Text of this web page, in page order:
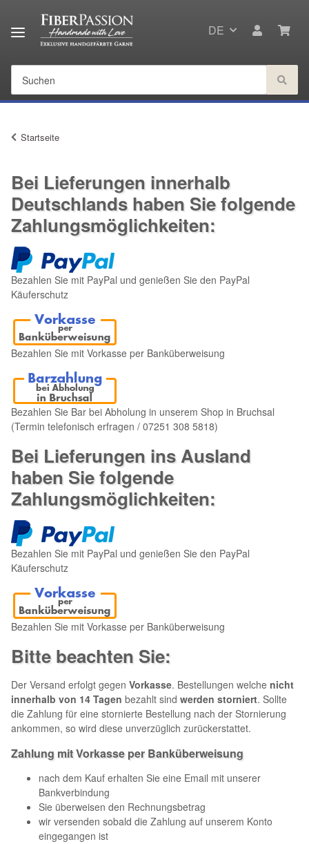
DE
Startseite
Bei Lieferungen innerhalb
Deutschlands haben Sie folgende
Zahlungsmöglichkeiten:
Bezahlen Sie mit PayPal und genießen Sie den PayPal
Käuferschutz
Bezahlen Sie mit Vorkasse per Banküberweisung
Bezahlen Sie Bar bei Abholung in unserem Shop in Bruchsal
(Termin telefonisch erfragen / 07251 308 5818)
Bei Lieferungen ins Ausland
haben Sie folgende
Zahlungsmöglichkeiten:
Bezahlen Sie mit PayPal und genießen Sie den PayPal
Käuferschutz
Bezahlen Sie mit Vorkasse per Banküberweisung
Bitte beachten Sie:
Der Versand erfolgt gegen Vorkasse. Bestellungen welche nicht
innerhalb von 14 Tagen bezahlt sind werden storniert. Sollte
die Zahlung für eine stornierte Bestellung nach der Stornierung
ankommen, so wird diese unverzüglich zurückerstattet.
Zahlung mit Vorkasse per Banküberweisung
nach dem Kauf erhalten Sie eine Email mit unserer
Bankverbindung
Sie überweisen den Rechnungsbetrag
wir versenden sobald die Zahlung auf unserem Konto
eingegangen ist